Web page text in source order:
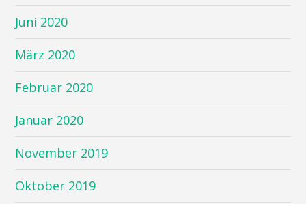
Juni 2020
März 2020
Februar 2020
Januar 2020
November 2019
Oktober 2019